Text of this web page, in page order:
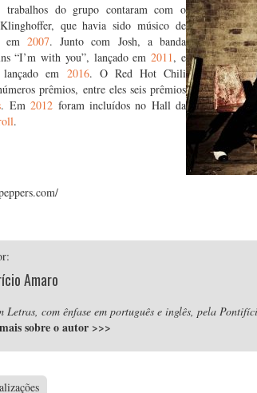
trabalhos do grupo contaram com o
que havia sido músico de
em 2007. Junto com Josh, a banda
“I’m with you”, lançado em2011, e
em 2016. O Red Hot Chili
prêmios, entre eles seis prêmios
. Em2012 foram incluídos no Hall da
.
Amaro
Letras, com ênfase em português e inglês, pela
sobre o autor >>>